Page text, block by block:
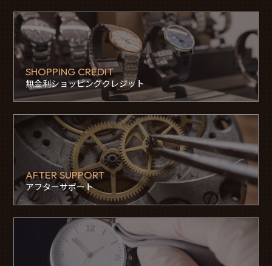
SHOPPING CREDIT
無金利ショッピングクレジット
AFTER SUPPORT
アフターサポート